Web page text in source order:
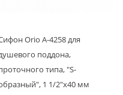
Orio А-4258 для
поддона,
типа, "S-
1 1/2"х40 мм